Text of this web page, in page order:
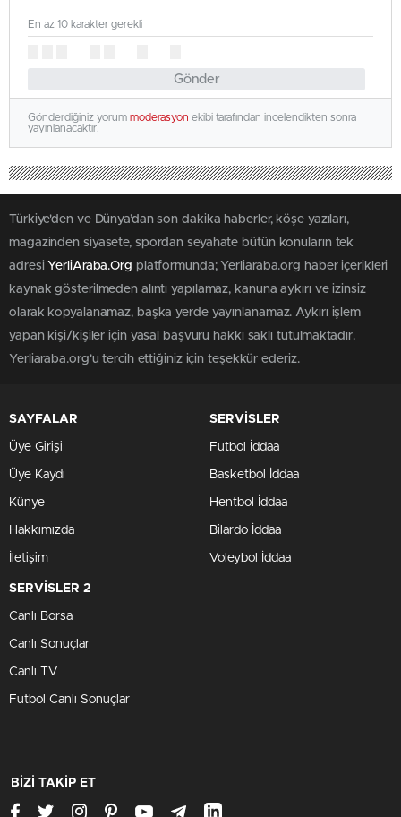
Gönder
En az 10 karakter gerekli
Gönderdiğiniz yorum moderasyon ekibi tarafından incelendikten sonra
yayınlanacaktır.
Türkiye'den ve Dünya’dan son dakika haberler, köşe yazıları,
magazinden siyasete, spordan seyahate bütün konuların tek
adresiYerliAraba.Org platformunda; Yerliaraba.org haber içerikleri
kaynak gösterilmeden alıntı yapılamaz, kanuna aykırı ve izinsiz
olarak kopyalanamaz, başka yerde yayınlanamaz. Aykırı işlem
yapan kişi/kişiler için yasal başvuru hakkı saklı tutulmaktadır.
Yerliaraba.org'u tercih ettiğiniz için teşekkür ederiz.
SAYFALAR
Üye Girişi
Üye Kaydı
Künye
Hakkımızda
İletişim
SERVİSLER
Futbol İddaa
Basketbol İddaa
Hentbol İddaa
Bilardo İddaa
Voleybol İddaa
SERVİSLER 2
Canlı Borsa
Canlı Sonuçlar
Canlı TV
Futbol Canlı Sonuçlar
BİZİ TAKİP ET